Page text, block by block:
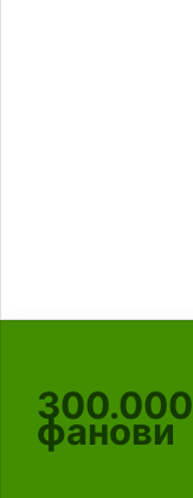
300.000
фанови